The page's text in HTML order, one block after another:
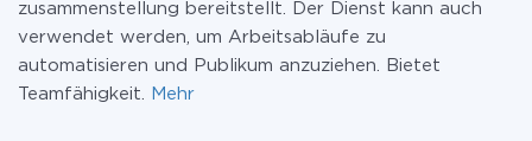
zusammenstellung bereitstellt. Der Dienst kann auch
verwendet werden, um Arbeitsabläufe zu
automatisieren und Publikum anzuziehen. Bietet
Teamfähigkeit.
Mehr